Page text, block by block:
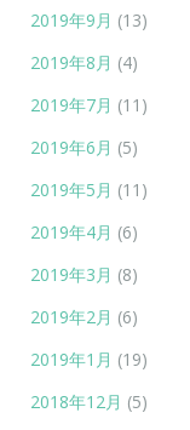
2019年9月 (13)
2019年8月 (4)
2019年7月 (11)
2019年6月 (5)
2019年5月 (11)
2019年4月 (6)
2019年3月 (8)
2019年2月 (6)
2019年1月 (19)
2018年12月 (5)